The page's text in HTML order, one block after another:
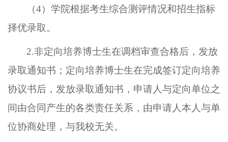
（4）学院根据考生综合测评情况和招生指标
择优录取。
2.非定向培养博士生在调档审查合格后，发放
录取通知书；定向培养博士生在完成签订定向培养
协议书后，发放录取通知书，申请人与定向单位之
间由合同产生的各类责任关系，由申请人本人与单
位协商处理，与我校无关。